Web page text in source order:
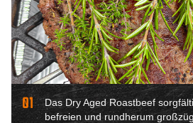
01
Das Dry Aged Roastbeef
befreien und rundherum